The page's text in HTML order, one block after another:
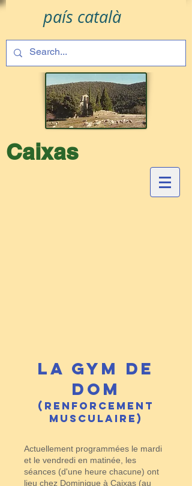
país català
Caixas
La Gym de
Dom
(renforcement
musculaire)
Actuellement programmées le mardi
et le vendredi en matinée, les
séances (d'une heure chacune) ont
lieu chez Dominique à Caixas (au